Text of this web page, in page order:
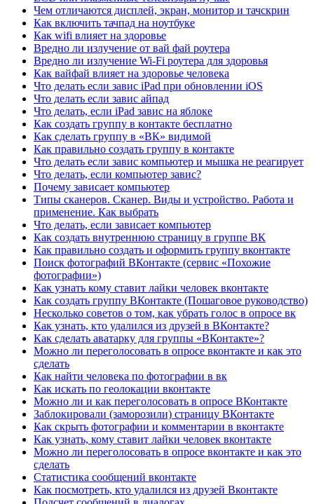
Чем отличаются дисплей, экран, монитор и тачскрин
Как включить тачпад на ноутбуке
Как wifi влияет на здоровье
Вредно ли излучение от вай фай роутера
Вредно ли излучение Wi-Fi роутера для здоровья
Как вайфай влияет на здоровье человека
Что делать если завис iPad при обновлении iOS
Что делать если завис айпад
Что делать, если iPad завис на яблоке
Как создать группу в контакте бесплатно
Как сделать группу в «ВК» видимой
Как правильно создать группу в контакте
Что делать если завис компьютер и мышка не реагирует
Что делать, если компьютер завис?
Почему зависает компьютер
Типы сканеров. Сканер. Виды и устройство. Работа и
применение. Как выбрать
Что делать, если зависает компьютер
Как создать внутреннюю страницу в группе ВК
Как правильно создать и оформить группу вконтакте
Поиск фотографий ВКонтакте (сервис «Похожие
фотографии»)
Как узнать кому ставит лайки человек вконтакте
Как создать группу ВКонтакте (Пошаговое руководство)
Несколько советов о том, как убрать голос в опросе вк
Как узнать, кто удалился из друзей в ВКонтакте?
Как сделать аватарку для группы «ВКонтакте»?
Можно ли переголосовать в опросе вконтакте и как это
сделать
Как найти человека по фотографии в вк
Как искать по геолокации вконтакте
Можно ли и как переголосовать в опросе ВКонтакте
Заблокировали (заморозили) страницу ВКонтакте
Как скрыть фотографии и комментарии в вконтакте
Как узнать, кому ставит лайки человек вконтакте
Можно ли переголосовать в опросе вконтакте и как это
сделать
Статистика сообщений вконтакте
Как посмотреть, кто удалился из друзей Вконтакте